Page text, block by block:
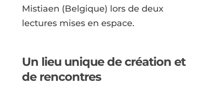
Mistiaen (Belgique) lors de deux
lectures mises en espace.
Un lieu unique de création et
de rencontres